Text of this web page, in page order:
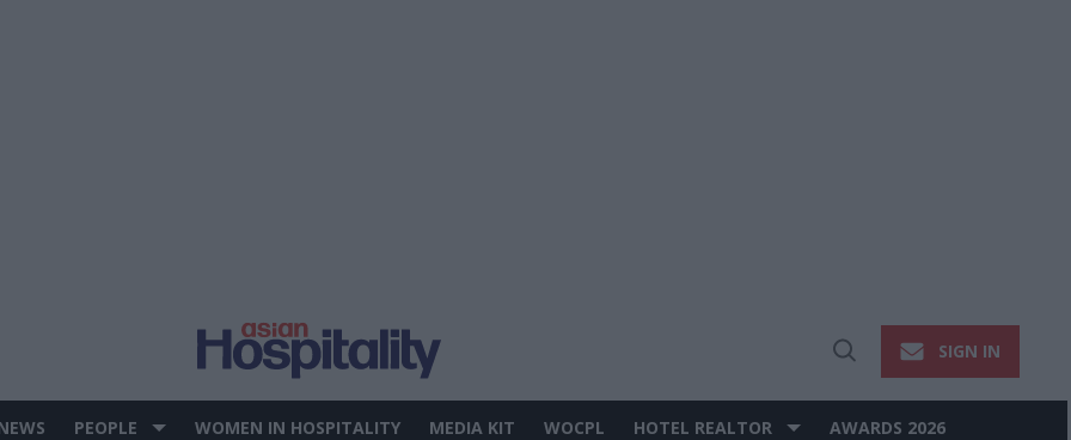
Open
SIGN IN
PEOPLE WOMEN IN HOSPITALITY MEDIA KIT WOCPL HOTEL REALTOR AWARDS 2026